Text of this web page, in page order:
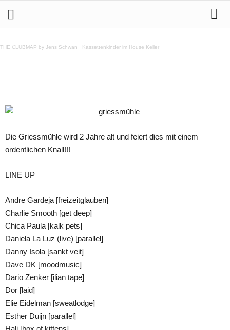
THE CLUBMAP by Jens Schwan · Kassettenkinder im House Keller
Die Griessmühle wird 2 Jahre alt und feiert dies mit einem
ordentlichen Knall!!!
LINE UP
Andre Gardeja [freizeitglauben]
Charlie Smooth [get deep]
Chica Paula [kalk pets]
Daniela La Luz (live) [parallel]
Danny Isola [sankt veit]
Dave DK [moodmusic]
Dario Zenker [ilian tape]
Dor [laid]
Elie Eidelman [sweatlodge]
Esther Duijn [parallel]